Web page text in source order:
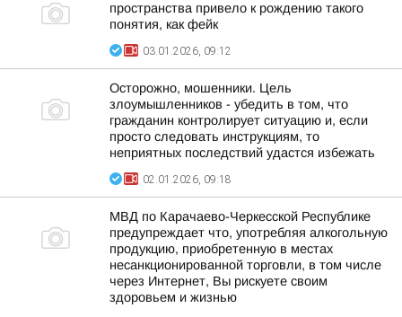
пространства привело к рождению такого
понятия, как фейк
03.01.2026, 09:12
Осторожно, мошенники. Цель
злоумышленников - убедить в том, что
гражданин контролирует ситуацию и, если
просто следовать инструкциям, то
неприятных последствий удастся избежать
02.01.2026, 09:18
МВД по Карачаево-Черкесской Республике
предупреждает что, употребляя алкогольную
продукцию, приобретенную в местах
несанкционированной торговли, в том числе
через Интернет, Вы рискуете своим
здоровьем и жизнью